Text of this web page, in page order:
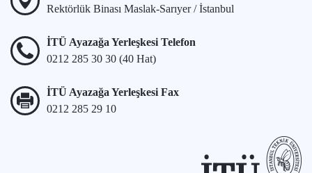
Rektörlük Binası Maslak-Sarıyer / İstanbul
İTÜ Ayazağa Yerleşkesi Telefon
0212 285 30 30 (40 Hat)
İTÜ Ayazağa Yerleşkesi Fax
0212 285 29 10